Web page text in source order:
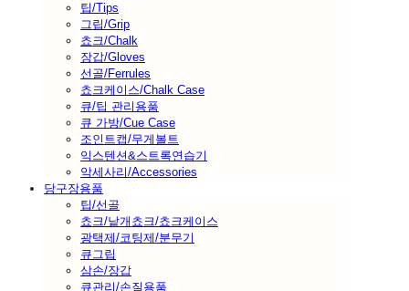
팁/Tips
그립/Grip
쵸크/Chalk
장갑/Gloves
선골/Ferrules
쵸크케이스/Chalk Case
큐/팁 관리용품
큐 가방/Cue Case
조인트캡/무게볼트
익스텐션&스트록연습기
악세사리/Accessories
당구장용품
팁/선골
쵸크/낱개쵸크/쵸크케이스
광택제/코팅제/분무기
큐그립
삼손/장갑
큐관리/손질용품